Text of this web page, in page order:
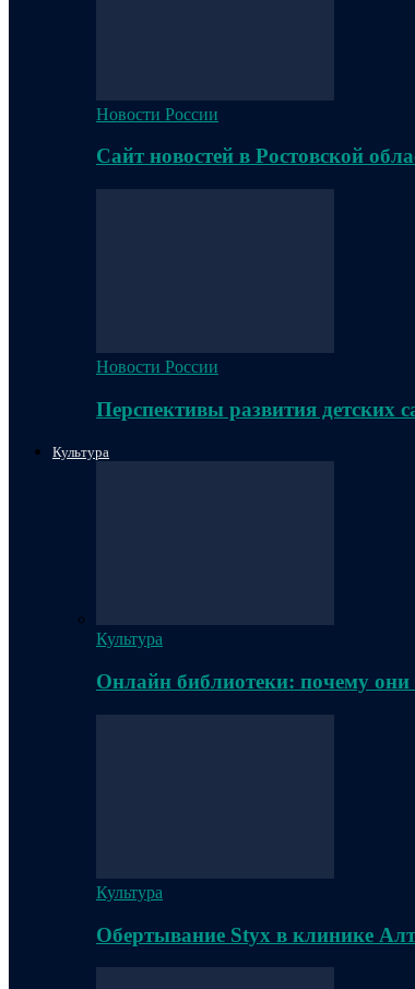
Новости России
Сайт новостей в Ростовской
Новости России
Перспективы развития детских
Культура
Культура
Онлайн библиотеки: почему они
Культура
Обертывание Styx в клинике